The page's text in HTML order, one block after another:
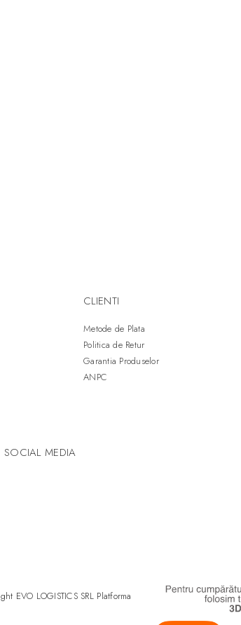
CLIENTI
Metode de Plata
Politica de Retur
Garantia Produselor
ANPC
SOCIAL MEDIA
EVO LOGISTICS SRL Platforma